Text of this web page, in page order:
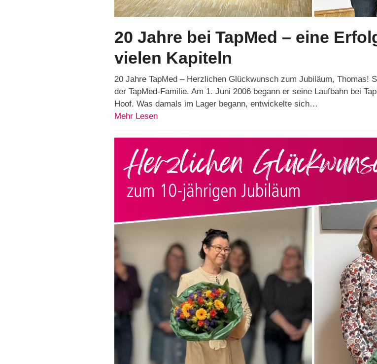
20 Jahre bei TapMed – eine
vielen Kapiteln
20 Jahre TapMed – Herzlichen Glückwunsch zum Jubiläum, Thomas!
der TapMed-Familie. Am 1. Juni 2006 begann er seine Laufbahn bei
Hoof. Was damals im Lager begann, entwickelte sich…
Mehr Lesen